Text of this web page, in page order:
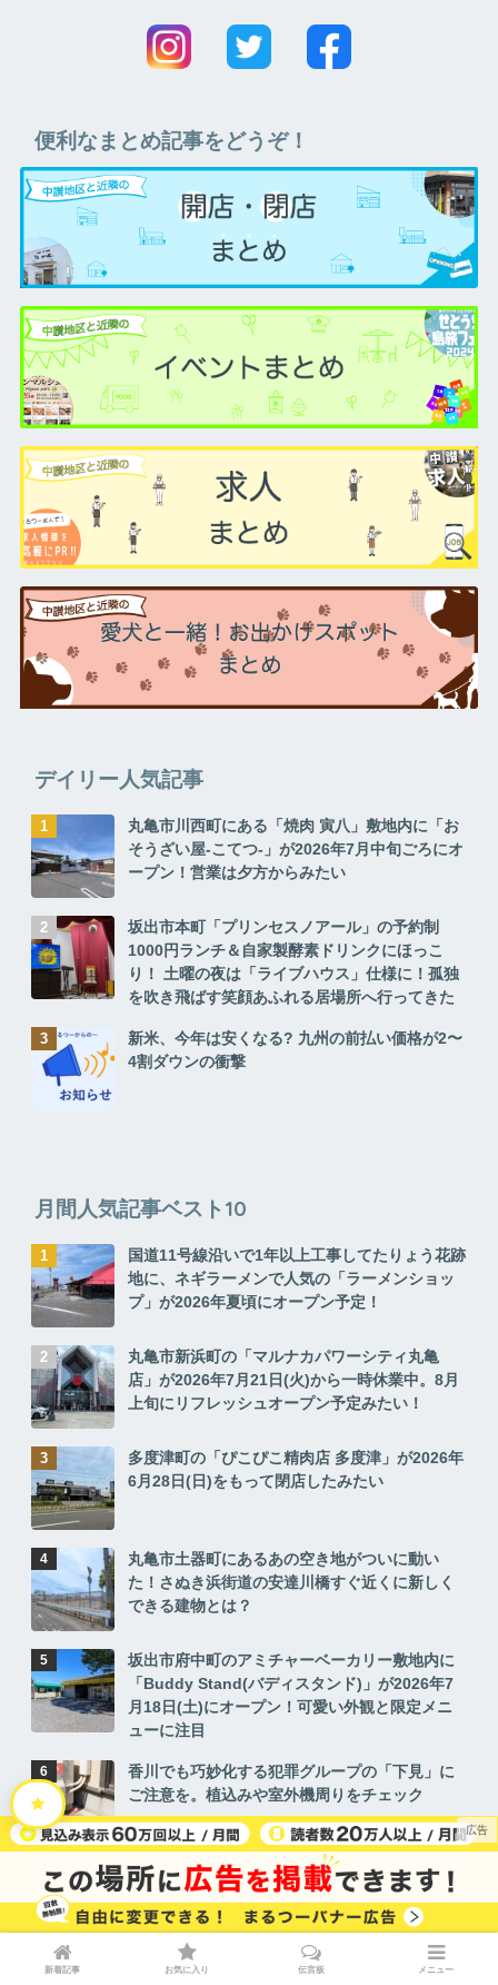
便利なまとめ記事をどうぞ！
デイリー人気記事
丸亀市川西町にある「焼肉 寅八」敷地内に「お
そうざい屋-こてつ-」が2026年7月中旬ごろにオ
ープン！営業は夕方からみたい
坂出市本町「プリンセスノアール」の予約制
1000円ランチ＆自家製酵素ドリンクにほっこ
り！ 土曜の夜は「ライブハウス」仕様に！孤独
を吹き飛ばす笑顔あふれる居場所へ行ってきた
新米、今年は安くなる? 九州の前払い価格が2〜
4割ダウンの衝撃
月間人気記事ベスト10
国道11号線沿いで1年以上工事してたりょう花跡
地に、ネギラーメンで人気の「ラーメンショッ
プ」が2026年夏頃にオープン予定！
丸亀市新浜町の「マルナカパワーシティ丸亀
店」が2026年7月21日(火)から一時休業中。8月
上旬にリフレッシュオープン予定みたい！
多度津町の「ぴこぴこ精肉店 多度津」が2026年
6月28日(日)をもって閉店したみたい
丸亀市土器町にあるあの空き地がついに動い
た！さぬき浜街道の安達川橋すぐ近くに新しく
できる建物とは？
坂出市府中町のアミチャーベーカリー敷地内に
「Buddy Stand(バディスタンド)」が2026年7
月18日(土)にオープン！可愛い外観と限定メニ
ューに注目
香川でも巧妙化する犯罪グループの「下見」に
ご注意を。植込みや室外機周りをチェック
善通寺市で「第60回善通寺まつり」が2026年7
月25日(土)、26日(日)に開催！花火・踊り・臨時
駐車場＆交通規制まとめ
丸亀市飯山町に直売所＆カフェ「葡萄屋(アグリ
新着記事 お気に入り 伝言板 メニュー